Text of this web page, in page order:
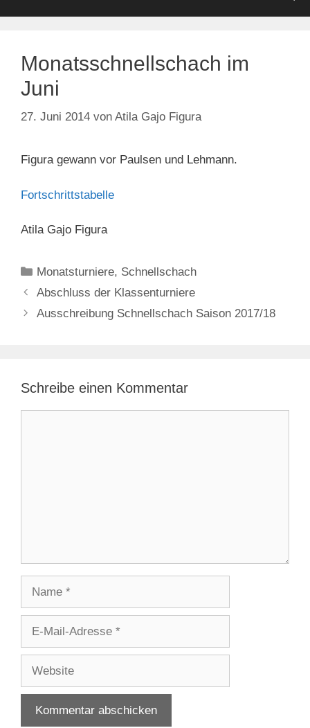
Monatsschnellschach im
Juni
27. Juni 2014 von Atila Gajo Figura
Figura gewann vor Paulsen und Lehmann.
Fortschrittstabelle
Atila Gajo Figura
Kategorien
Monatsturniere, Schnellschach
Abschluss der Klassenturniere
Ausschreibung Schnellschach Saison 2017/18
Schreibe einen Kommentar
Adresse